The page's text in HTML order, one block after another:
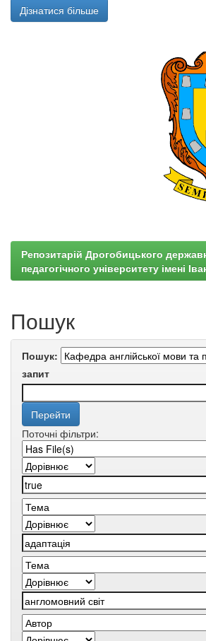
Дізнатися більше
Репозитарій Дрогобицького
педагогічного університету імені
Пошук
Пошук:
запит
Поточні фільтри: